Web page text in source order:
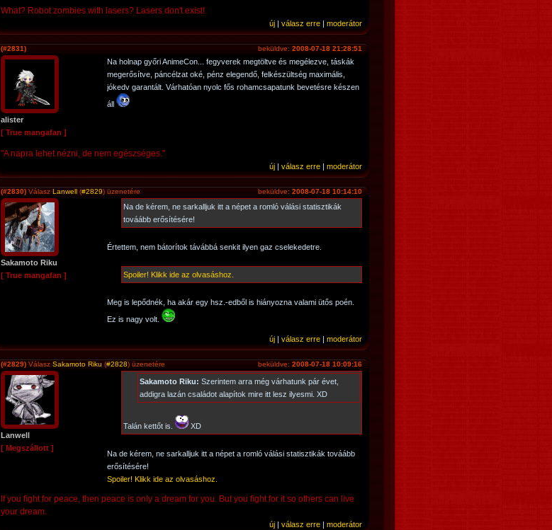
What? Robot zombies with lasers? Lasers don't exist!
új | válasz erre | moderátor
beküldve: 2008-07-18 21:28:51
(#2831)
alister
[ True mangafan ]
Na holnap győri AnimeCon... fegyverek megtöltve és megélezve, táskák
megerősítve, páncélzat oké, pénz elegendő, felkészültség maximális,
jókedv garantált. Várhatóan nyolc fős rohamcsapatunk bevetésre készen
áll
"A napra lehet nézni, de nem egészséges."
új | válasz erre | moderátor
beküldve: 2008-07-18 10:14:10
(#2830) Válasz Lanwell (#2829) üzenetére
Sakamoto Riku
[ True mangafan ]
Na de kérem, ne sarkalljuk itt a népet a romló válási statisztikák
továább erősítésére!
Értettem, nem bátorítok távábbá senkit ilyen gaz cselekedetre.
Spoiler! Klikk ide az olvasáshoz.
Meg is lepődnék, ha akár egy hsz.-edből is hiányozna valami ütős poén.
Ez is nagy volt.
új | válasz erre | moderátor
beküldve: 2008-07-18 10:09:16
(#2829) Válasz Sakamoto Riku (#2828) üzenetére
Lanwell
[ Megszállott ]
Sakamoto Riku: Szerintem arra még várhatunk pár évet,
addigra lazán családot alapítok mire itt lesz ilyesmi. XD
Talán kettőt is. XD
Na de kérem, ne sarkalljuk itt a népet a romló válási statisztikák továább
erősítésére!
Spoiler! Klikk ide az olvasáshoz.
If you fight for peace, then peace is only a dream for you. But you fight for it so others can live
your dream.
új | válasz erre | moderátor